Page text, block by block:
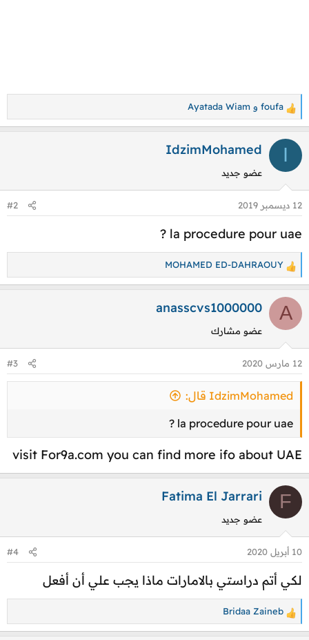
ل
ت
ع
ل
ت
foufa و Ayatada Wiam
I
IdzimMohamed
عضو جديد
12 ديسمبر 2019 #2
la procedure pour uae ?
ل
ت
ع
ل
ا
ت
MOHAMED ED-DAHRAOUY
A
anasscvs1000000
عضو مشارك
12 مارس 2020 #3
IdzimMohamed قال:
la procedure pour uae ?
visit For9a.com you can find more ifo about UAE
F
Fatima El Jarrari
عضو جديد
10 أبريل 2020 #4
لكي أتم دراستي بالامارات ماذا يجب علي أن أفعل
ل
Bridaa Zaineb